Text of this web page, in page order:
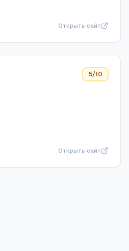
Открыть сайт
5/10
Открыть сайт